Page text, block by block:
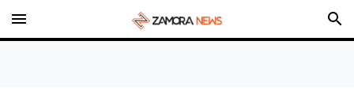
menu search